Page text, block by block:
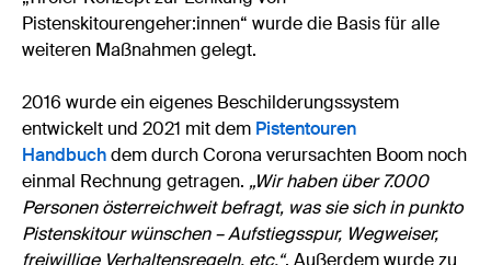
Pistenskitourengeher:innen“ wurde die Basis für alle
weiteren Maßnahmen gelegt.
2016 wurde ein eigenes Beschilderungssystem
entwickelt und 2021 mit dem Pistentouren
Handbuchdem durch Corona verursachten Boom noch
einmal Rechnung getragen. „Wir haben über 7.000
Personen österreichweit befragt, was sie sich in punkto
Pistenskitour wünschen – Aufstiegsspur, Wegweiser,
freiwillige Verhaltensregeln, etc.“. Außerdem wurde zu